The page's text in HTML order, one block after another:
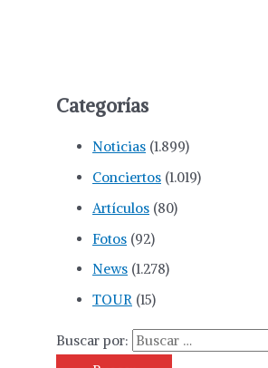
Categorías
Noticias (1.899)
Conciertos (1.019)
Artículos (80)
Fotos (92)
News (1.278)
TOUR (15)
Buscar por: